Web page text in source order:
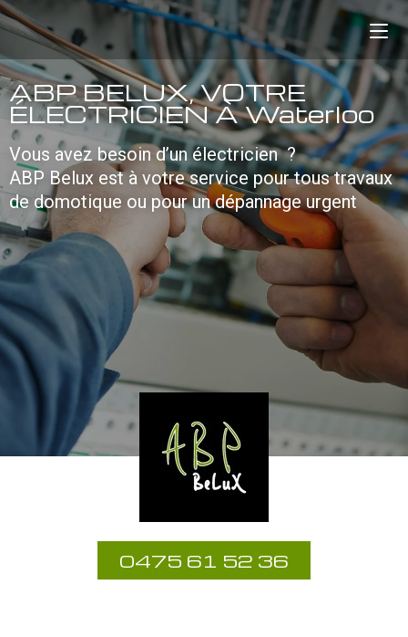
ABP BELUX, VOTRE
ÉLECTRICIEN À Waterloo
Vous avez besoin d’un électricien ?
ABP Belux est à votre service pour tous travaux
de domotique ou pour un dépannage urgent
0475 61 52 36